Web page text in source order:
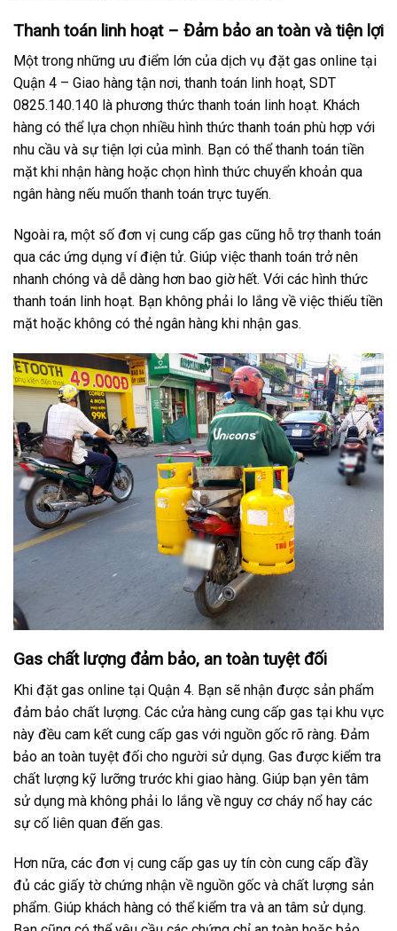
Thanh toán linh hoạt – Đảm bảo an toàn và tiện lợi
Một trong những ưu điểm lớn của dịch vụ đặt gas online tại
Quận 4 – Giao hàng tận nơi, thanh toán linh hoạt, SDT
0825.140.140 là phương thức thanh toán linh hoạt. Khách
hàng có thể lựa chọn nhiều hình thức thanh toán phù hợp với
nhu cầu và sự tiện lợi của mình. Bạn có thể thanh toán tiền
mặt khi nhận hàng hoặc chọn hình thức chuyển khoản qua
ngân hàng nếu muốn thanh toán trực tuyến.
Ngoài ra, một số đơn vị cung cấp gas cũng hỗ trợ thanh toán
qua các ứng dụng ví điện tử. Giúp việc thanh toán trở nên
nhanh chóng và dễ dàng hơn bao giờ hết. Với các hình thức
thanh toán linh hoạt. Bạn không phải lo lắng về việc thiếu tiền
mặt hoặc không có thẻ ngân hàng khi nhận gas.
Gas chất lượng đảm bảo, an toàn tuyệt đối
Khi đặt gas online tại Quận 4. Bạn sẽ nhận được sản phẩm
đảm bảo chất lượng. Các cửa hàng cung cấp gas tại khu vực
này đều cam kết cung cấp gas với nguồn gốc rõ ràng. Đảm
bảo an toàn tuyệt đối cho người sử dụng. Gas được kiểm tra
chất lượng kỹ lưỡng trước khi giao hàng. Giúp bạn yên tâm
sử dụng mà không phải lo lắng về nguy cơ cháy nổ hay các
sự cố liên quan đến gas.
Hơn nữa, các đơn vị cung cấp gas uy tín còn cung cấp đầy
đủ các giấy tờ chứng nhận về nguồn gốc và chất lượng sản
phẩm. Giúp khách hàng có thể kiểm tra và an tâm sử dụng.